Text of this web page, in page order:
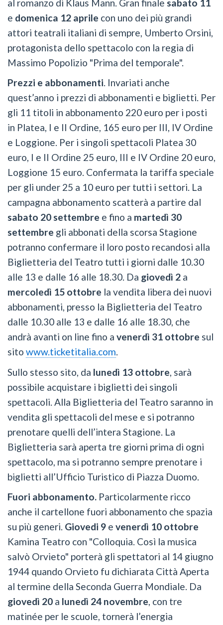
al romanzo di Klaus Mann. Gran finale sabato 11
e domenica 12 aprile con uno dei più grandi
attori teatrali italiani di sempre, Umberto Orsini,
protagonista dello spettacolo con la regia di
Massimo Popolizio "Prima del temporale".
Prezzi e abbonamenti. Invariati anche
quest’anno i prezzi di abbonamenti e biglietti. Per
gli 11 titoli in abbonamento 220 euro per i posti
in Platea, I e II Ordine, 165 euro per III, IV Ordine
e Loggione. Per i singoli spettacoli Platea 30
euro, I e II Ordine 25 euro, III e IV Ordine 20 euro,
Loggione 15 euro. Confermata la tariffa speciale
per gli under 25 a 10 euro per tutti i settori. La
campagna abbonamento scatterà a partire dal
sabato 20 settembre e fino a martedì 30
settembre gli abbonati della scorsa Stagione
potranno confermare il loro posto recandosi alla
Biglietteria del Teatro tutti i giorni dalle 10.30
alle 13 e dalle 16 alle 18.30. Da giovedì 2 a
mercoledì 15 ottobre la vendita libera dei nuovi
abbonamenti, presso la Biglietteria del Teatro
dalle 10.30 alle 13 e dalle 16 alle 18.30, che
andrà avanti on line fino a venerdì 31 ottobre sul
sito www.ticketitalia.com.
Sullo stesso sito, da lunedì 13 ottobre, sarà
possibile acquistare i biglietti dei singoli
spettacoli. Alla Biglietteria del Teatro saranno in
vendita gli spettacoli del mese e si potranno
prenotare quelli dell’intera Stagione. La
Biglietteria sarà aperta tre giorni prima di ogni
spettacolo, ma si potranno sempre prenotare i
biglietti all’Ufficio Turistico di Piazza Duomo.
Fuori abbonamento. Particolarmente ricco
anche il cartellone fuori abbonamento che spazia
su più generi. Giovedi 9 e venerdì 10 ottobre
Kamina Teatro con "Colloquia. Così la musica
salvò Orvieto" porterà gli spettatori al 14 giugno
1944 quando Orvieto fu dichiarata Città Aperta
al termine della Seconda Guerra Mondiale. Da
giovedì 20 a lunedì 24 novembre, con tre
matinée per le scuole, tornerà l’energia